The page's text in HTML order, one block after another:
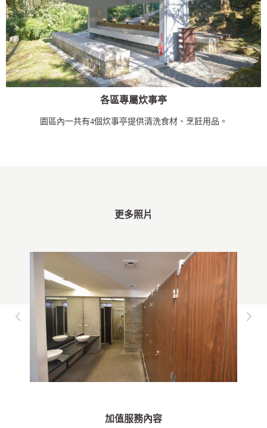
各區專屬炊事亭
園區內一共有4個炊事亭提供清洗食材、烹飪用品。
更多照片
加值服務內容